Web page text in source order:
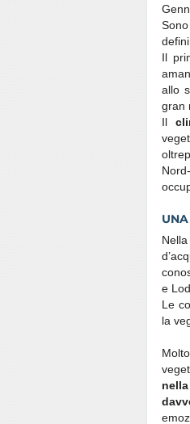
Il
allo
gran
Il
Nella
e
Le
la